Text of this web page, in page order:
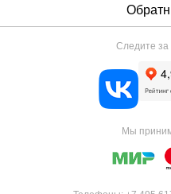
Следите
Мы